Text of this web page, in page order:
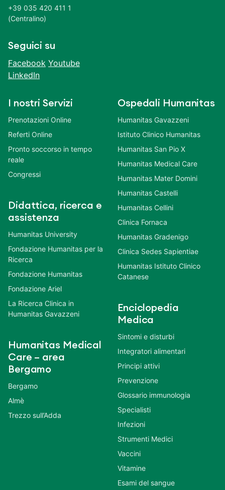
+39 035 420 411 1
(Centralino)
Seguici su
Facebook Youtube
LinkedIn
I nostri Servizi
Prenotazioni Online
Referti Online
Pronto soccorso in tempo
reale
Congressi
Didattica, ricerca e
assistenza
Humanitas University
Fondazione Humanitas per la
Ricerca
Fondazione Humanitas
Fondazione Ariel
La Ricerca Clinica in
Humanitas Gavazzeni
Humanitas Medical
Care – area
Bergamo
Bergamo
Almè
Trezzo sull’Adda
Ospedali Humanitas
Humanitas Gavazzeni
Istituto Clinico Humanitas
Humanitas San Pio X
Humanitas Medical Care
Humanitas Mater Domini
Humanitas Castelli
Humanitas Cellini
Clinica Fornaca
Humanitas Gradenigo
Clinica Sedes Sapientiae
Humanitas Istituto Clinico
Catanese
Enciclopedia
Medica
Sintomi e disturbi
Integratori alimentari
Principi attivi
Prevenzione
Glossario immunologia
Specialisti
Infezioni
Strumenti Medici
Vaccini
Vitamine
Esami del sangue